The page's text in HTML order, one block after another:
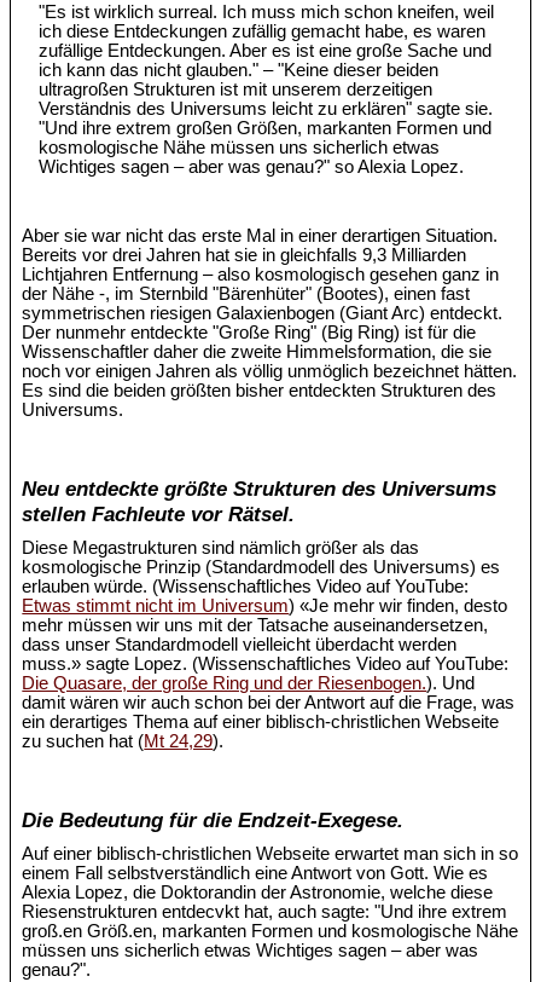
"Es ist wirklich surreal. Ich muss mich schon kneifen, weil
ich diese Entdeckungen zufällig gemacht habe, es waren
zufällige Entdeckungen. Aber es ist eine große Sache und
ich kann das nicht glauben." – "Keine dieser beiden
ultragroßen Strukturen ist mit unserem derzeitigen
Verständnis des Universums leicht zu erklären" sagte sie.
"Und ihre extrem großen Größen, markanten Formen und
kosmologische Nähe müssen uns sicherlich etwas
Wichtiges sagen – aber was genau?" so Alexia Lopez.
Aber sie war nicht das erste Mal in einer derartigen Situation.
Bereits vor drei Jahren hat sie in gleichfalls 9,3 Milliarden
Lichtjahren Entfernung – also kosmologisch gesehen ganz in
der Nähe -, im Sternbild "Bärenhüter" (Bootes), einen fast
symmetrischen riesigen Galaxienbogen (Giant Arc) entdeckt.
Der nunmehr entdeckte "Große Ring" (Big Ring) ist für die
Wissenschaftler daher die zweite Himmelsformation, die sie
noch vor einigen Jahren als völlig unmöglich bezeichnet hätten.
Es sind die beiden größten bisher entdeckten Strukturen des
Universums.
Neu entdeckte größte Strukturen des Universums
stellen Fachleute vor Rätsel.
Diese Megastrukturen sind nämlich größer als das
kosmologische Prinzip (Standardmodell des Universums) es
erlauben würde. (Wissenschaftliches Video auf YouTube:
Etwas stimmt nicht im Universum) «Je mehr wir finden, desto
mehr müssen wir uns mit der Tatsache auseinandersetzen,
dass unser Standardmodell vielleicht überdacht werden
muss.» sagte Lopez. (Wissenschaftliches Video auf YouTube:
Die Quasare, der große Ring und der Riesenbogen.). Und
damit wären wir auch schon bei der Antwort auf die Frage, was
ein derartiges Thema auf einer biblisch-christlichen Webseite
zu suchen hat (Mt 24,29).
Die Bedeutung für die Endzeit-Exegese.
Auf einer biblisch-christlichen Webseite erwartet man sich in so
einem Fall selbstverständlich eine Antwort von Gott. Wie es
Alexia Lopez, die Doktorandin der Astronomie, welche diese
Riesenstrukturen entdecvkt hat, auch sagte: "Und ihre extrem
groß.en Größ.en, markanten Formen und kosmologische Nähe
müssen uns sicherlich etwas Wichtiges sagen – aber was
genau?".